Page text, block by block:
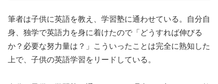
筆者は子供に英語を教え、学習塾に通わせている。自分自
身、独学で英語力を身に着けたので「どうすれば伸びる
か？必要な努力量は？」こういったことは完全に熟知した
上で、子供の英語学習をリードしている。